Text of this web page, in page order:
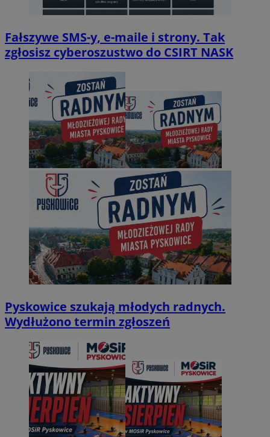
Fałszywe SMS-y, e-maile i strony. Tak
zgłosisz cyberoszustwo do CSIRT NASK
Pyskowice szukają młodych radnych.
Wydłużono termin zgłoszeń